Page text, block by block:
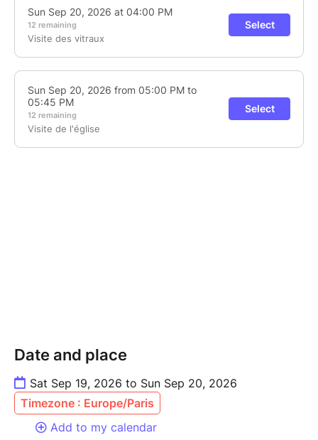
Date and place
Sat Sep 19, 2026 to Sun Sep 20, 2026
Timezone : Europe/Paris
Add to my calendar